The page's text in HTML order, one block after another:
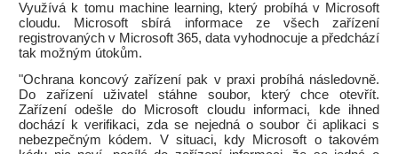
Využívá k tomu machine learning, který probíhá v Microsoft
cloudu. Microsoft sbírá informace ze všech zařízení
registrovaných v Microsoft 365, data vyhodnocuje a předchází
tak možným útokům.
"Ochrana koncový zařízení pak v praxi probíhá následovně.
Do zařízení uživatel stáhne soubor, který chce otevřít.
Zařízení odešle do Microsoft cloudu informaci, kde ihned
dochází k verifikaci, zda se nejedná o soubor či aplikaci s
nebezpečným kódem. V situaci, kdy Microsoft o takovém